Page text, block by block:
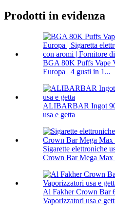
Prodotti in evidenza
BGA 80K Puffs Vape
Europa | 4 gusti in 1...
ALIBARBAR Ingot
usa e getta
Sigarette elettroniche
Crown Bar Mega Max
Al Fakher Crown Bar
Vaporizzatori usa e